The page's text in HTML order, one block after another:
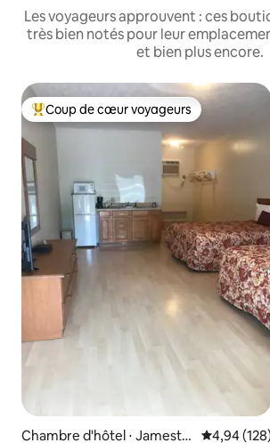
Les voyageurs approuvent : ces
très bien notés pour leur
et bien plus encore.
Coups de cœur voyageurs les plus
Coup de cœur voyageurs
Chambre d'hôtel ⋅ Jamesto
Évaluation
4,94